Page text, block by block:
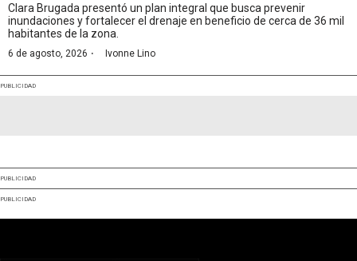
Clara Brugada presentó un plan integral que busca prevenir
inundaciones y fortalecer el drenaje en beneficio de cerca de 36 mil
habitantes de la zona.
6 de agosto, 2026 · Ivonne Lino
PUBLICIDAD
PUBLICIDAD
PUBLICIDAD